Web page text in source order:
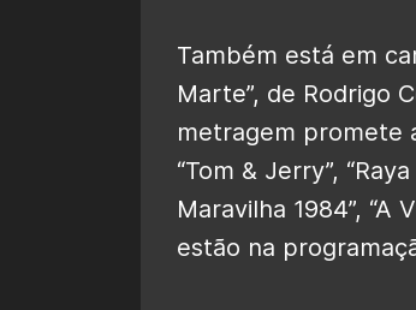
Também está em
Marte”, de Rodrigo
metragem promete
“Tom & Jerry”,
Maravilha 1984”,
estão na